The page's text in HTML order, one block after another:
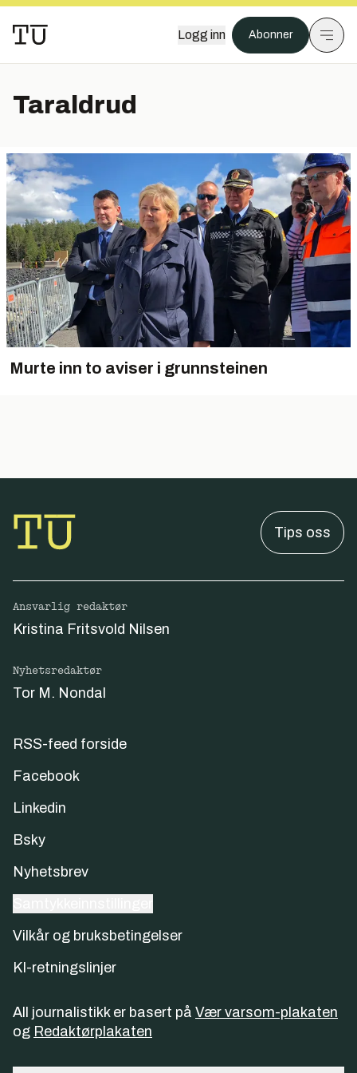
Logg inn Abonner
Taraldrud
Murte inn to aviser i grunnsteinen
Tips oss
Ansvarlig redaktør
Kristina Fritsvold Nilsen
Nyhetsredaktør
Tor M. Nondal
RSS-feed forside
Facebook
Linkedin
Bsky
Nyhetsbrev
Vilkår og bruksbetingelser
KI-retningslinjer
All journalistikk er basert på Vær varsom-plakaten
og Redaktørplakaten